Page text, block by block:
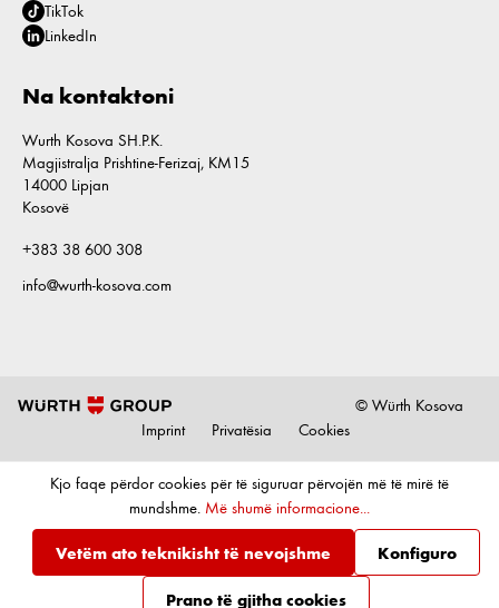
TikTok
LinkedIn
Na kontaktoni
Wurth Kosova SH.P.K.
Magjistralja Prishtine-Ferizaj, KM15
14000 Lipjan
Kosovë
+383 38 600 308
info@wurth-kosova.com
© Würth Kosova
Imprint
Privatësia Cookies
Kjo faqe përdor cookies për të siguruar përvojën më të mirë të
mundshme. Më shumë informacione...
Vetëm ato teknikisht të nevojshme Konfiguro
Prano të gjitha cookies